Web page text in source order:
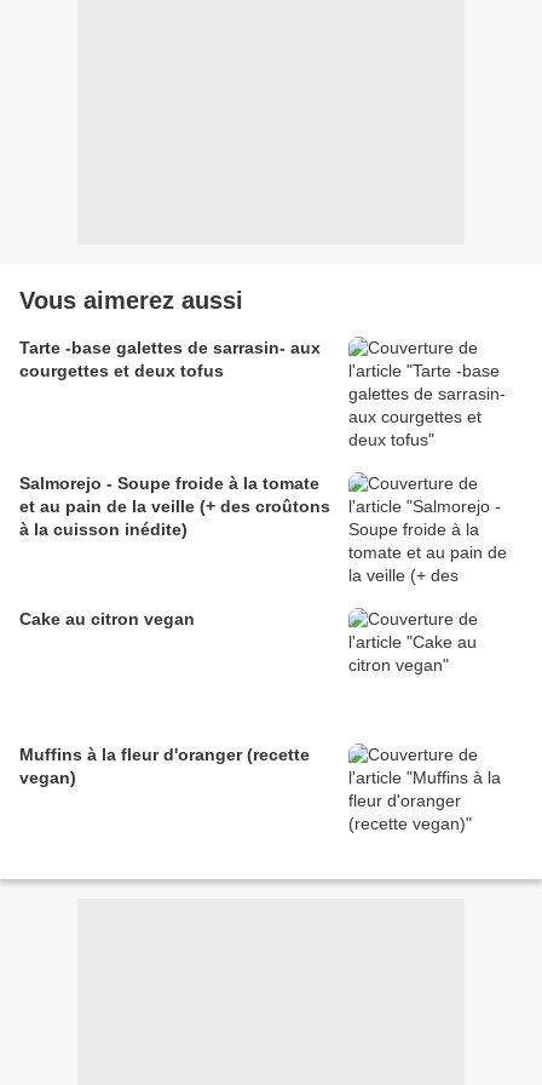
Vous aimerez aussi
Tarte -base galettes de sarrasin- aux
courgettes et deux tofus
Salmorejo - Soupe froide à la tomate
et au pain de la veille (+ des croûtons
à la cuisson inédite)
Cake au citron vegan
Muffins à la fleur d'oranger (recette
vegan)